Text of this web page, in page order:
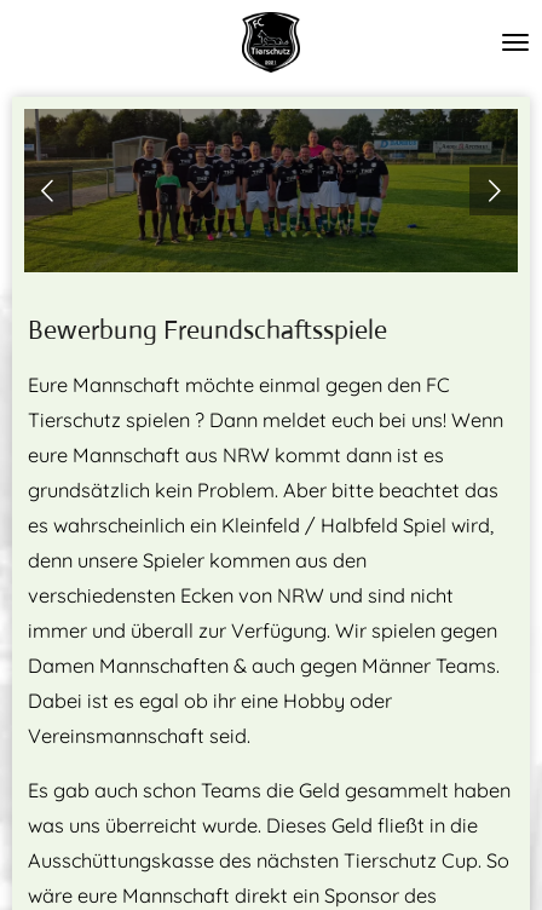
Bewerbung Freundschaftsspiele
Eure Mannschaft möchte einmal gegen den FC
Tierschutz spielen ? Dann meldet euch bei uns! Wenn
eure Mannschaft aus NRW kommt dann ist es
grundsätzlich kein Problem. Aber bitte beachtet das
es wahrscheinlich ein Kleinfeld / Halbfeld Spiel wird,
denn unsere Spieler kommen aus den
verschiedensten Ecken von NRW und sind nicht
immer und überall zur Verfügung. Wir spielen gegen
Damen Mannschaften & auch gegen Männer Teams.
Dabei ist es egal ob ihr eine Hobby oder
Vereinsmannschaft seid.
Es gab auch schon Teams die Geld gesammelt haben
was uns überreicht wurde. Dieses Geld fließt in die
Ausschüttungskasse des nächsten Tierschutz Cup. So
wäre eure Mannschaft direkt ein Sponsor des